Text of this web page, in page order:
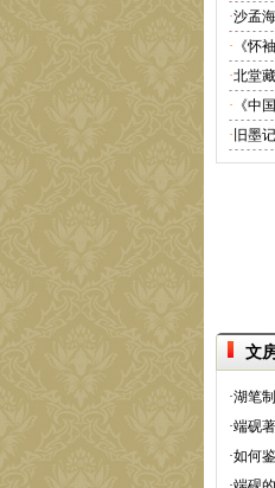
·沙孟
· 《怀
·北堂
· 《中
· 旧墨
文
·湖笔
·端砚
·如何